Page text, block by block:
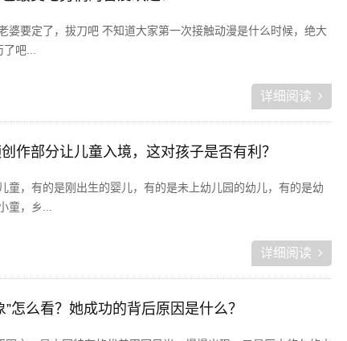
婆要定了，拔刀吧 不知道大家第一次接触动漫是什么时候，绝大
吧...
详细阅读
作部分让儿童入境，这对孩子是否有利？
童，有的是刚出生的婴儿，有的是未上幼儿园的幼儿，有的是幼
，乡...
详细阅读
怎么看？她成功的背后原因是什么？